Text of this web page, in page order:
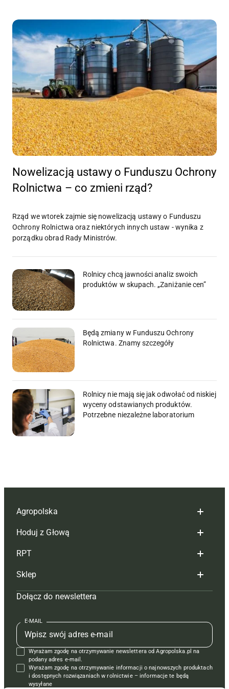
Nowelizacją ustawy o Funduszu Ochrony
Rolnictwa – co zmieni rząd?
Rząd we wtorek zajmie się nowelizacją ustawy o Funduszu
Ochrony Rolnictwa oraz niektórych innych ustaw - wynika z
porządku obrad Rady Ministrów.
Rolnicy chcą jawności analiz swoich
produktów w skupach. „Zaniżanie cen”
Będą zmiany w Funduszu Ochrony
Rolnictwa. Znamy szczegóły
Rolnicy nie mają się jak odwołać od niskiej
wyceny odstawianych produktów.
Potrzebne niezależne laboratorium
Agropolska
Redakcja
Reklama
Tagi
Mapa serwisu
Kontakt
Regulamin
Polityka prywatności
Hoduj z Głową
Hoduj z głową bydło
Hoduj z głową świnie
Prenumerata
Redakcja
Kontakt
Reklama
RPT
Redakcja
Prenumerata
Reklama
Kontakt
Krzyżówki
Sklep
Czasopisma i prenumerata
Książki
Regulamin
Dołącz do newslettera
E-MAIL
Wyrażam zgodę na otrzymywanie newslettera od Agropolska.pl na
podany adres e-mail.
Wyrażam zgodę na otrzymywanie informacji o najnowszych produktach
i dostępnych rozwiązaniach w rolnictwie – informacje te będą
wysyłane